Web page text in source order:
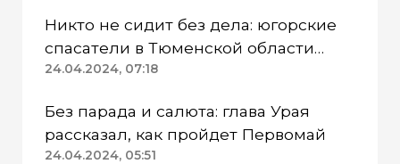
Никто не сидит без дела: югорские
спасатели в Тюменской области
работают в две смены
24.04.2024, 07:18
Без парада и салюта: глава Урая
рассказал, как пройдет Первомай
24.04.2024, 05:51